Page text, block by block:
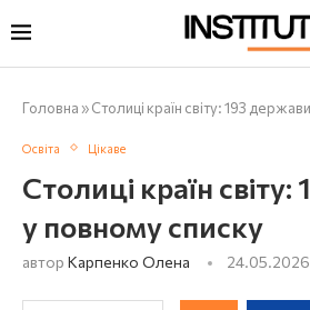
Головна »Столиці країн світу: 193
Освіта Цікаве
Столиці країн
у повному списку
автор Карпенко Олена 24.05.2026